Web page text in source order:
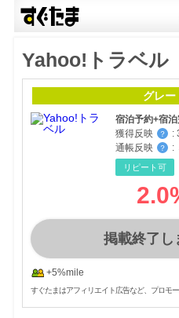
Yahoo!トラベル
グレー
宿泊予約+宿泊
獲得反映
？ :
通帳反映
？ :
リピート可
2.0
掲載終了し
+5%mile
すぐたまはアフィリエイト広告など、プロモ